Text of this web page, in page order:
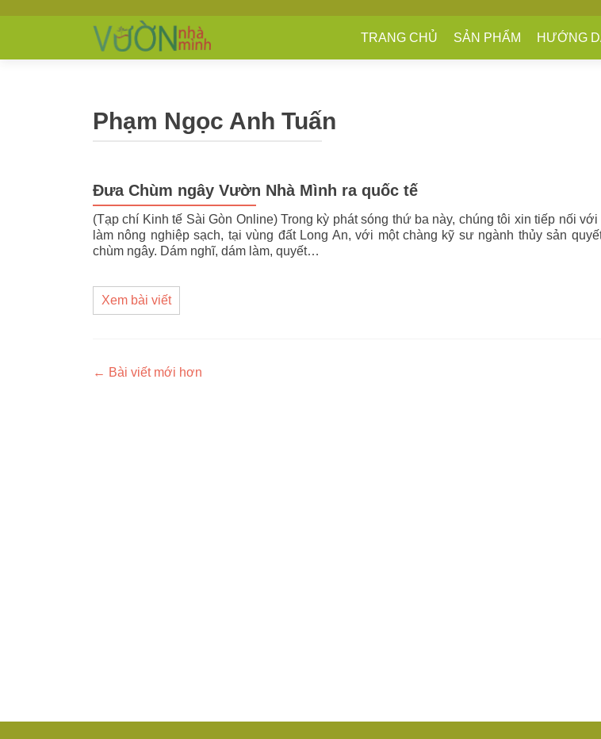
TRANG CHỦ SẢN PHẨM HƯỚNG
Phạm Ngọc Anh Tuấn
Đưa Chùm ngây Vườn Nhà Mình ra quốc tế
(Tạp chí Kinh tế Sài Gòn Online) Trong kỳ phát sóng thứ ba này, chúng tôi xin tiếp nối
làm nông nghiệp sạch, tại vùng đất Long An, với một chàng kỹ sư ngành thủy sản
chùm ngây. Dám nghĩ, dám làm, quyết…
Xem bài viết
Posts navigation
← Bài viết mới hơn